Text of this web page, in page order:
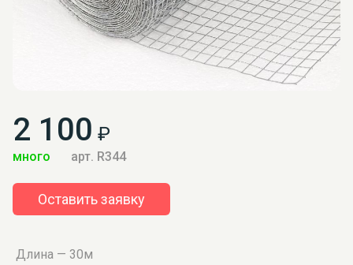
2 100 ₽
много арт. R344
Оставить заявку
Длина — 30м